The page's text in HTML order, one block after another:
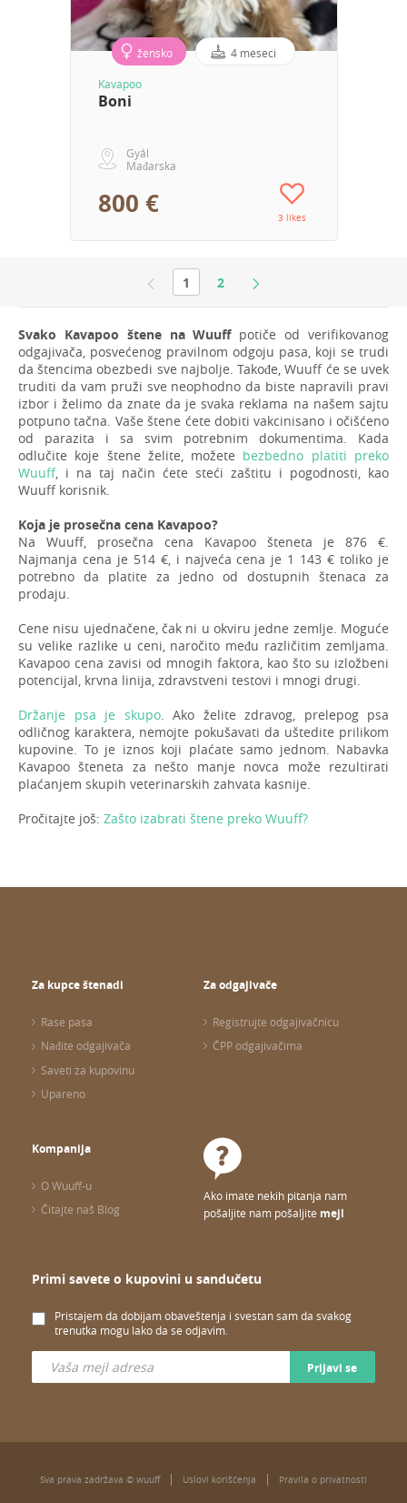
žensko 4 meseci
Kavapoo
Boni
Gyál
Mađarska
800 € 3 likes
1 2
Svako Kavapoo štene na Wuuffpotiče od verifikovanog
odgajivača, posvećenog pravilnom odgoju pasa, koji se trudi
da štencima obezbedi sve najbolje. Takođe, Wuuff će se uvek
truditi da vam pruži sve neophodno da biste napravili pravi
izbor i želimo da znate da je svaka reklama na našem sajtu
potpuno tačna. Vaše štene ćete dobiti vakcinisano i očišćeno
od parazita i sa svim potrebnim dokumentima. Kada
odlučite koje štene želite, možete bezbedno platiti preko
Wuuff, i na taj način ćete steći zaštitu i pogodnosti, kao
Wuuff korisnik.
Koja je prosečna cena Kavapoo?
Na Wuuff, prosečna cena Kavapoo šteneta je 876 €.
Najmanja cena je 514 €, i najveća cena je 1 143 € toliko je
potrebno da platite za jedno od dostupnih štenaca za
prodaju.
Cene nisu ujednačene, čak ni u okviru jedne zemlje. Moguće
su velike razlike u ceni, naročito među različitim zemljama.
Kavapoo cena zavisi od mnogih faktora, kao što su izložbeni
potencijal, krvna linija, zdravstveni testovi i mnogi drugi.
Držanje psa je skupo. Ako želite zdravog, prelepog psa
odličnog karaktera, nemojte pokušavati da uštedite prilikom
kupovine. To je iznos koji plaćate samo jednom. Nabavka
Kavapoo šteneta za nešto manje novca može rezultirati
plaćanjem skupih veterinarskih zahvata kasnije.
Pročitajte još: Zašto izabrati štene preko Wuuff?
Za kupce štenadi
Rase pasa
Nađite odgajivača
Saveti za kupovinu
Upareno
Za odgajivače
Registrujte odgajivačnicu
ČPP odgajivačima
Kompanija
O Wuuff-u
Čitajte naš Blog
Ako imate nekih pitanja nam
pošaljite nam pošaljite mejl
Primi savete o kupovini u sandučetu
Pristajem da dobijam obaveštenja i svestan sam da svakog
trenutka mogu lako da se odjavim.
Prijavi se
Sva prava zadržava © wuuff Uslovi korišćenja Pravila o privatnosti